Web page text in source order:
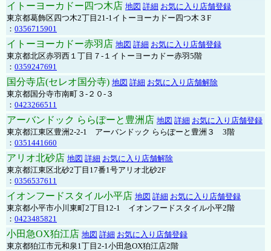
イトーヨーカドー四つ木店 地図 詳細 お気に入り店舗登録
東京都葛飾区四つ木2丁目21-1イトーヨーカドー四つ木３F
： 0356715901
イトーヨーカドー赤羽店 地図 詳細 お気に入り店舗登録
東京都北区赤羽西１丁目７-１イトーヨーカドー赤羽5階
： 0359247691
国分寺店(セレオ国分寺) 地図 詳細 お気に入り店舗解除
東京都国分寺市南町３-２０-３
： 0423266511
アーバンドック ららぽーと豊洲店 地図 詳細 お気に入り店舗登録
東京都江東区豊洲2-2-1 アーバンドック ららぽーと豊洲３ 3階
： 0351441660
アリオ北砂店 地図 詳細 お気に入り店舗解除
東京都江東区北砂2丁目17番1号アリオ北砂2F
： 0356537611
イオンフードスタイル小平店 地図 詳細 お気に入り店舗登録
東京都小平市小川東町2丁目12-1 イオンフードスタイル小平2階
： 0423485821
小田急OX狛江店 地図 詳細 お気に入り店舗登録
東京都狛江市元和泉1丁目2-1小田急OX狛江店2階